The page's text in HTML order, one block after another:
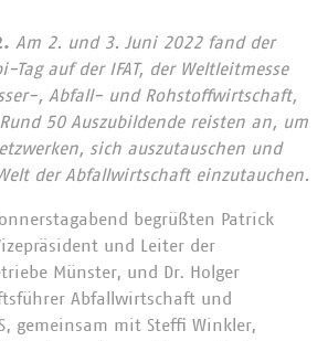
Am 2. und 3. Juni 2022 fand der
Tag auf der IFAT, der Weltleitmesse
, Abfall- und Rohstoffwirtschaft,
50 Auszubildende reisten an, um
sich auszutauschen und
der Abfallwirtschaft einzutauchen.
begrüßten Patrick
und Leiter der
Münster, und Dr. Holger
Abfallwirtschaft und
gemeinsam mit Steffi Winkler,